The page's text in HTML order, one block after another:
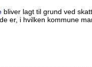
bliver lagt til grund ved
er, i hvilken kommune